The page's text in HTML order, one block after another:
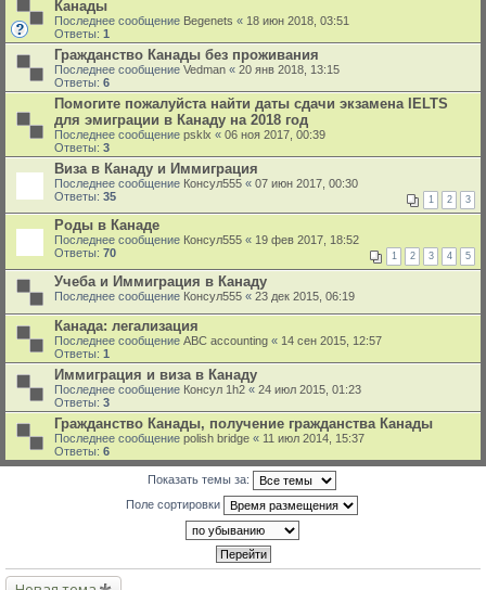
Канады
Последнее сообщение Begenets « 18 июн 2018, 03:51
Ответы: 1
Гражданство Канады без проживания
Последнее сообщение Vedman « 20 янв 2018, 13:15
Ответы: 6
Помогите пожалуйста найти даты сдачи экзамена IELTS
для эмиграции в Канаду на 2018 год
Последнее сообщение psklx « 06 ноя 2017, 00:39
Ответы: 3
Виза в Канаду и Иммиграция
Последнее сообщение Консул555 « 07 июн 2017, 00:30
Ответы: 35 1 2 3
Роды в Канаде
Последнее сообщение Консул555 « 19 фев 2017, 18:52
Ответы: 70 1 2 3 4 5
Учеба и Иммиграция в Канаду
Последнее сообщение Консул555 « 23 дек 2015, 06:19
Канада: легализация
Последнее сообщение ABC accounting « 14 сен 2015, 12:57
Ответы: 1
Иммиграция и виза в Канаду
Последнее сообщение Консyл 1h2 « 24 июл 2015, 01:23
Ответы: 3
Гражданство Канады, получение гражданства Канады
Последнее сообщение polish bridge « 11 июл 2014, 15:37
Ответы: 6
Показать темы за:
Поле сортировки